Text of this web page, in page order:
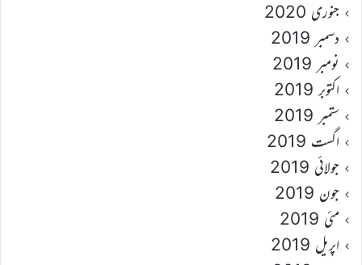
جنوری 2020
دسمبر 2019
نومبر 2019
اکتوبر 2019
ستمبر 2019
اگست 2019
جولائی 2019
جون 2019
مئی 2019
اپریل 2019